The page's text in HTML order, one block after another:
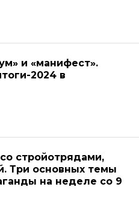
и «манифест».
2024 в
стройотрядами,
Три основных темы
на неделе со 9